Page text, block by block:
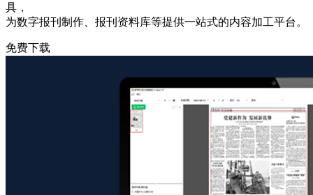
具，
为数字报刊制作、报刊资料库等提供一站式的内容加工平台。
免费下载